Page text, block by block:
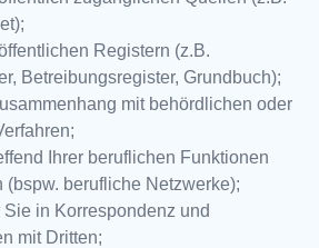
Registern (z.B.
Betreibungsregister, Grundbuch);
mit behördlichen oder
Ihrer beruflichen Funktionen
(bspw. berufliche Netzwerke);
in Korrespondenz und
mit Dritten;